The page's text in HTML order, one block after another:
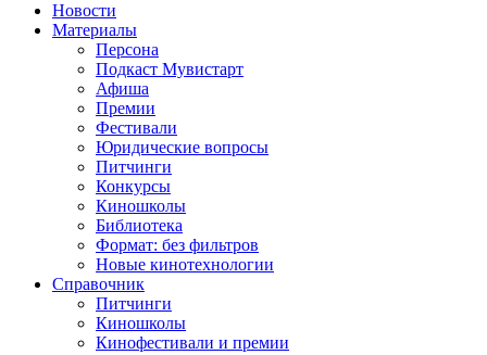
Новости
Материалы
Персона
Подкаст Мувистарт
Афиша
Премии
Фестивали
Юридические вопросы
Питчинги
Конкурсы
Киношколы
Библиотека
Формат: без фильтров
Новые кинотехнологии
Справочник
Питчинги
Киношколы
Кинофестивали и премии